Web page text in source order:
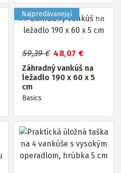
Až do
19%
59,39 € 48,07 €
Záhradný vankúš na
ležadlo 190 x 60 x 5
cm
Basics